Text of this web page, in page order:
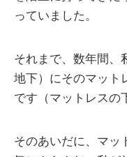
っていました。
それまで、数年間、
地下）にそのマット
です（マットレスの
そのあいだに、マッ